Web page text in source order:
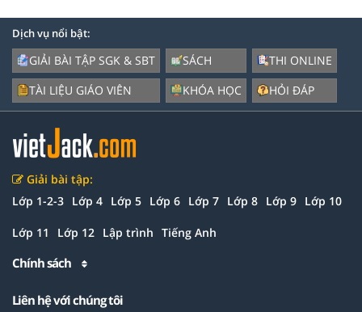
Dịch vụ nổi bật:
GIẢI BÀI TẬP SGK & SBT
TÀI LIỆU GIÁO VIÊN
SÁCH
KHÓA HỌC
THI ONLINE
HỎI ĐÁP
Giải bài tập:
Lớp 1-2-3 Lớp 4 Lớp 5 Lớp 6 Lớp 7 Lớp 8 Lớp 9 Lớp 10
Lớp 11 Lớp 12 Lập trình Tiếng Anh
Chính sách
Liên hệ với chúng tôi